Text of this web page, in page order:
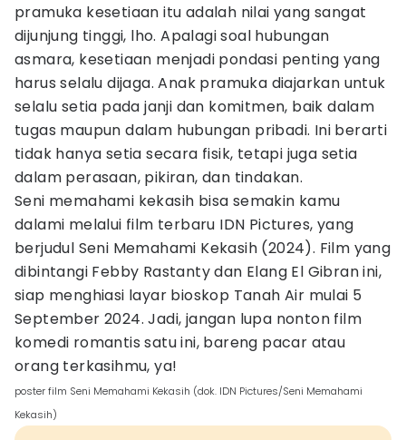
pramuka kesetiaan itu adalah nilai yang sangat
dijunjung tinggi, lho. Apalagi soal hubungan
asmara, kesetiaan menjadi pondasi penting yang
harus selalu dijaga. Anak pramuka diajarkan untuk
selalu setia pada janji dan komitmen, baik dalam
tugas maupun dalam hubungan pribadi. Ini berarti
tidak hanya setia secara fisik, tetapi juga setia
dalam perasaan, pikiran, dan tindakan.
Seni memahami kekasih bisa semakin kamu
dalami melalui film terbaru IDN Pictures, yang
berjudul Seni Memahami Kekasih (2024). Film yang
dibintangi Febby Rastanty dan Elang El Gibran ini,
siap menghiasi layar bioskop Tanah Air mulai 5
September 2024. Jadi, jangan lupa nonton film
komedi romantis satu ini, bareng pacar atau
orang terkasihmu, ya!
poster film Seni Memahami Kekasih (dok. IDN Pictures/Seni Memahami
Kekasih)